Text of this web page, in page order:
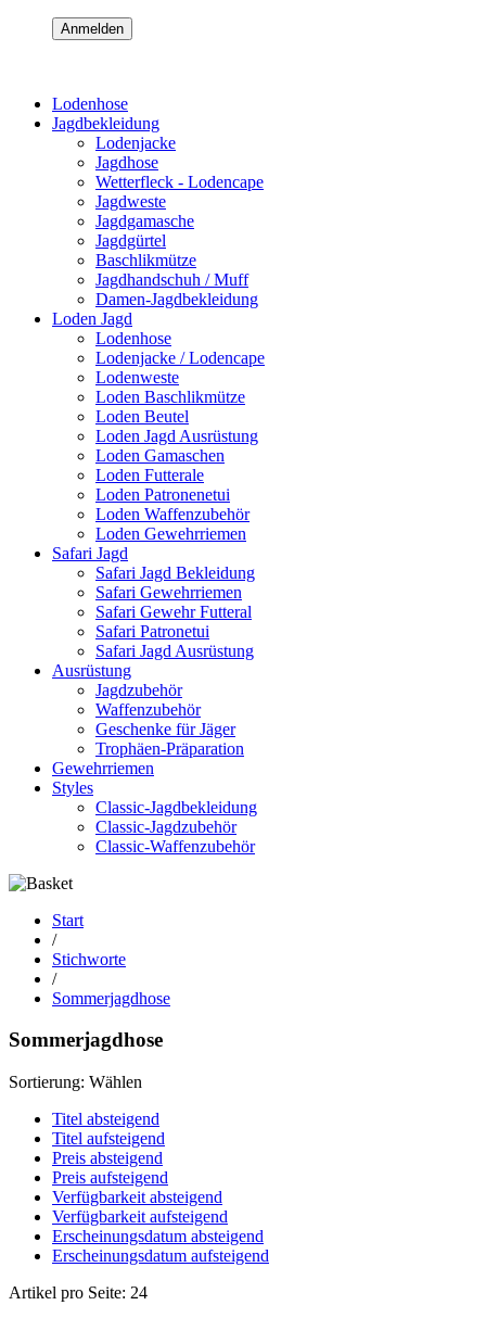
Anmelden
Lodenhose
Jagdbekleidung
Lodenjacke
Jagdhose
Wetterfleck - Lodencape
Jagdweste
Jagdgamasche
Jagdgürtel
Baschlikmütze
Jagdhandschuh / Muff
Damen-Jagdbekleidung
Loden Jagd
Lodenhose
Lodenjacke / Lodencape
Lodenweste
Loden Baschlikmütze
Loden Beutel
Loden Jagd Ausrüstung
Loden Gamaschen
Loden Futterale
Loden Patronenetui
Loden Waffenzubehör
Loden Gewehrriemen
Safari Jagd
Safari Jagd Bekleidung
Safari Gewehrriemen
Safari Gewehr Futteral
Safari Patronetui
Safari Jagd Ausrüstung
Ausrüstung
Jagdzubehör
Waffenzubehör
Geschenke für Jäger
Trophäen-Präparation
Gewehrriemen
Styles
Classic-Jagdbekleidung
Classic-Jagdzubehör
Classic-Waffenzubehör
Start
/
Stichworte
/
Sommerjagdhose
Sommerjagdhose
Sortierung: Wählen
Titel absteigend
Titel aufsteigend
Preis absteigend
Preis aufsteigend
Verfügbarkeit absteigend
Verfügbarkeit aufsteigend
Erscheinungsdatum absteigend
Erscheinungsdatum aufsteigend
Artikel pro Seite: 24